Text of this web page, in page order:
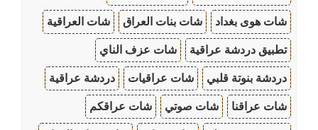
شات هوى بغداد شات بنات العراق شات العراقية
تطبيق دردشة عراقية شات عزف الناي
دردشة بنوتة قلبي شات عراقيات دردشة عراقية
شات عراقنا شات صوتي شات عراقكم